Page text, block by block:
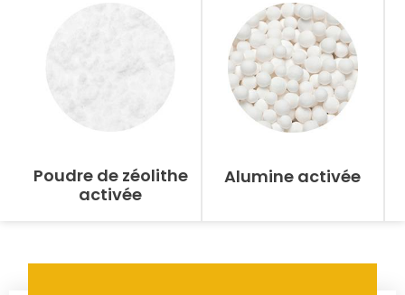
Poudre de zéolithe
activée
Alumine activée